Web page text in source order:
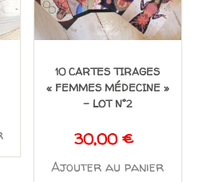
10 CARTES TIRAGES
« FEMMES MÉDECINE »
– LOT N°2
30,00 €
Ajouter au panier